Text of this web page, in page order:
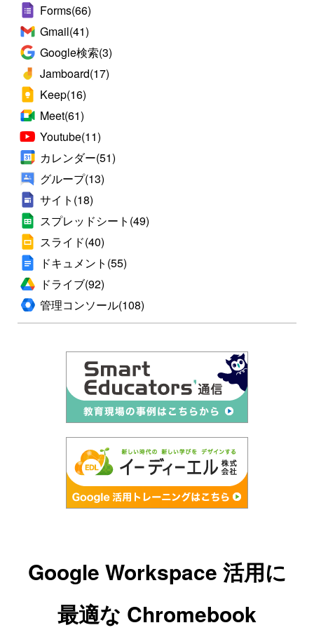
Forms(66)
Gmail(41)
Google検索(3)
Jamboard(17)
Keep(16)
Meet(61)
Youtube(11)
カレンダー(51)
グループ(13)
サイト (18)
スプレッドシート (49)
スライド(40)
ドキュメント (55)
ドライブ(92)
管理コンソール(108)
Google Workspace 活用に
最適な Chromebook